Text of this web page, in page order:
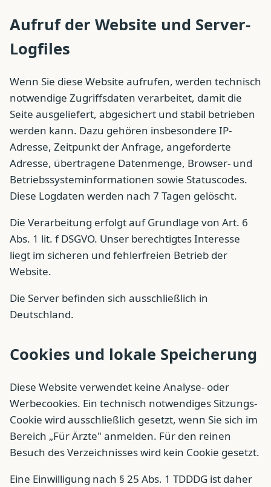
Aufruf der Website und Server-
Logfiles
Wenn Sie diese Website aufrufen, werden technisch
notwendige Zugriffsdaten verarbeitet, damit die
Seite ausgeliefert, abgesichert und stabil betrieben
werden kann. Dazu gehören insbesondere IP-
Adresse, Zeitpunkt der Anfrage, angeforderte
Adresse, übertragene Datenmenge, Browser- und
Betriebssysteminformationen sowie Statuscodes.
Diese Logdaten werden nach 7 Tagen gelöscht.
Die Verarbeitung erfolgt auf Grundlage von Art. 6
Abs. 1 lit. f DSGVO. Unser berechtigtes Interesse
liegt im sicheren und fehlerfreien Betrieb der
Website.
Die Server befinden sich ausschließlich in
Deutschland.
Cookies und lokale Speicherung
Diese Website verwendet keine Analyse- oder
Werbecookies. Ein technisch notwendiges Sitzungs-
Cookie wird ausschließlich gesetzt, wenn Sie sich im
Bereich „Für Ärzte" anmelden. Für den reinen
Besuch des Verzeichnisses wird kein Cookie gesetzt.
Eine Einwilligung nach § 25 Abs. 1 TDDDG ist daher